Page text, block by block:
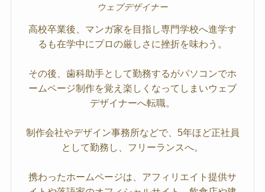
ウェブデザイナー
高校卒業後、マンガ家を目指し専門学校へ進学す
るも在学中にプロの厳しさに挫折を味わう。
その後、歯科助手として勤務するがパソコンでホ
ームページ制作を覚え楽しくなってしまいウェブ
デザイナーへ転職。
制作会社やデザイン事務所などで、5年ほど正社員
として勤務し、フリーランスへ。
携わったホームページは、アフィリエイト提供サ